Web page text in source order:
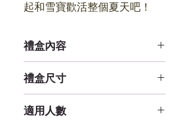
起和雪寶歡活整個夏天吧！
禮盒內容
USA ✪)
2) 雪寶點心盤 (一組8個 ✪ Made in
USA ✪)
禮盒尺寸
適用人數